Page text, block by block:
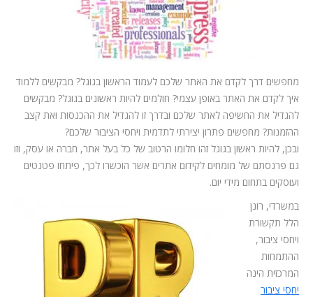
מחפשים דרך לקדם את האתר שלכם לעמוד הראשון בגוגל? מבקשים ללמוד
איך לקדם את האתר באופן עצמי? חולמים להיות ראשונים בגוגל? מבקשים
להגדיל את החשיפה לאתר שלכם ובדרך זו להגדיל את ההכנסות ואת קצב
ההזמנות? מחפשים פתרון יצירתי לתדמית ויחסי הציבור שלכם?
ובכן, להיות ראשון בגוגל זהו חלומו הרטוב של כל בעל אתר, חברה או עסק, וזו
גם פרנסתם של מומחים לקידום אתרים אשר הוכשרו לכך, פיתחו פטנטים
ועוסקים בתחום מידי יום.
במשרדי, רונן
הלל תקשורת
ויחסי ציבור,
ההתמחות
המרכזית הינה
יחסי ציבור